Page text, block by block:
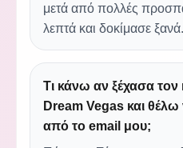
μετά από πολλές
λεπτά και δοκίμασε ξανά.
Τι κάνω αν ξέχασα
Dream Vegas και
από το email μου;